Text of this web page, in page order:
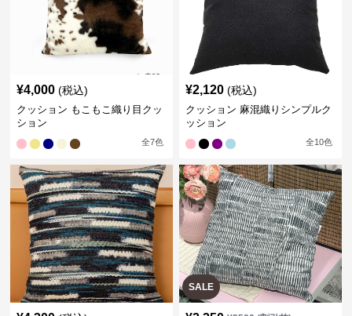
¥4,000 (税込)
クッション もこもこ織り目クッ
ション
全7色
¥2,120 (税込)
クッション 麻混織りシンプルク
ッション
全10色
SALE